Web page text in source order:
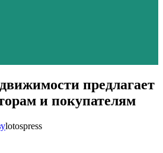
предлагает
и покупателям
lotospress